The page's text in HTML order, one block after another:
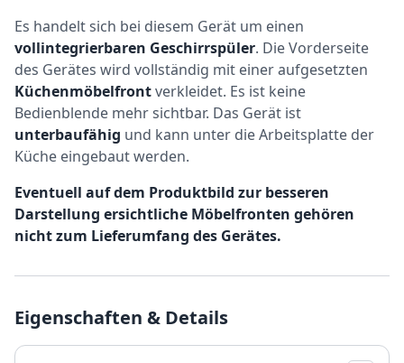
Es handelt sich bei diesem Gerät um einen
vollintegrierbaren Geschirrspüler. Die Vorderseite
des Gerätes wird vollständig mit einer aufgesetzten
Küchenmöbelfrontverkleidet. Es ist keine
Bedienblende mehr sichtbar. Das Gerät ist
unterbaufähig und kann unter die Arbeitsplatte der
Küche eingebaut werden.
Eventuell auf dem Produktbild zur besseren
Darstellung ersichtliche Möbelfronten gehören
nicht zum Lieferumfang des Gerätes.
Eigenschaften & Details